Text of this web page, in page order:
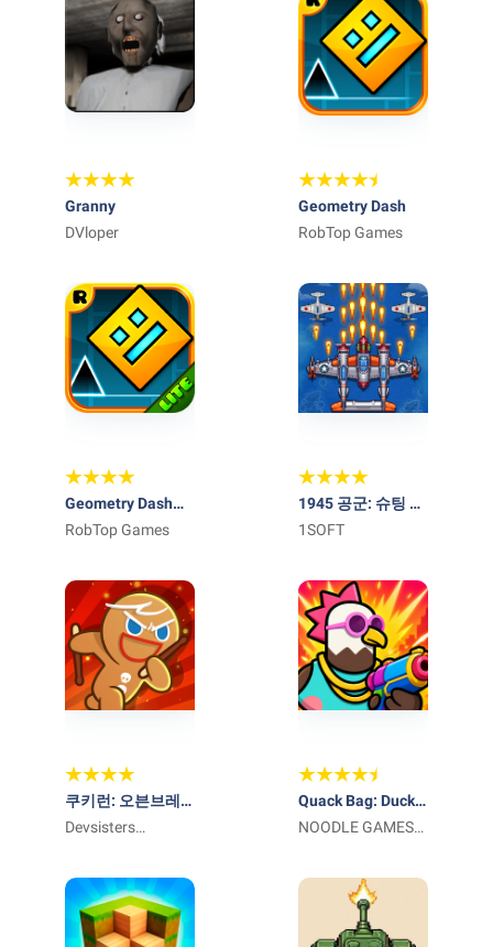
Granny
DVloper
Geometry Dash
RobTop Games
Geometry Dash
Lite
RobTop Games
1945 공군: 슈팅 비
행기게임 – 고전게
1SOFT
쿠키런: 오븐브레
이크 - 쿠키들의 러
Devsisters
Quack Bag: Duck
Mafia
NOODLE GAMES